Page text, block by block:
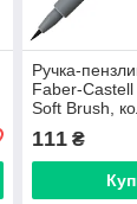
Ручка-
Faber-Castell
Soft Brush,
111₴